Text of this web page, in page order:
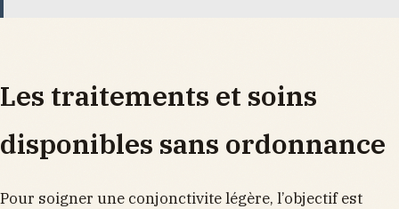
Les traitements et soins
disponibles sans ordonnance
Pour soigner une conjonctivite légère, l’objectif est